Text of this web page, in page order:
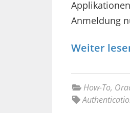
Anmeldung
Weiter
How-To,